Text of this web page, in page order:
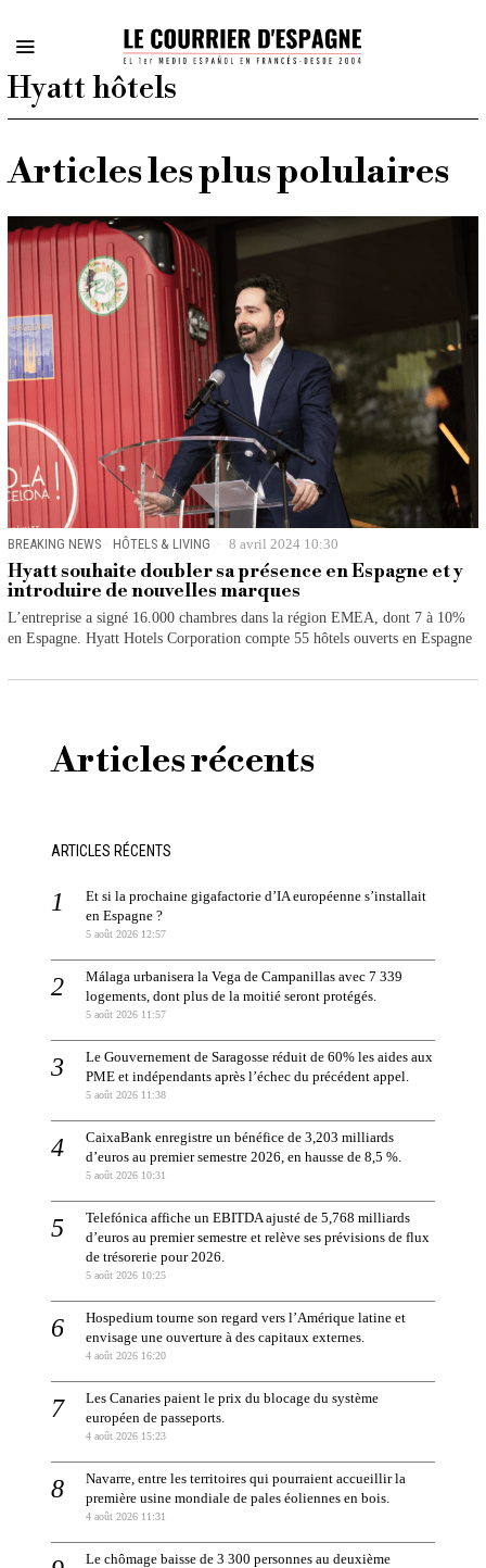
Hyatt hôtels
Articles les plus polulaires
BREAKING NEWS · HÔTELS & LIVING 8 avril 2024 10:30
Hyatt souhaite doubler sa présence en Espagne et y
introduire de nouvelles marques
L’entreprise a signé 16.000 chambres dans la région EMEA, dont 7 à 10%
en Espagne. Hyatt Hotels Corporation compte 55 hôtels ouverts en Espagne
Articles récents
ARTICLES RÉCENTS
Et si la prochaine gigafactorie d’IA européenne s’installait
en Espagne ?
5 août 2026 12:57
Málaga urbanisera la Vega de Campanillas avec 7 339
logements, dont plus de la moitié seront protégés.
5 août 2026 11:57
Le Gouvernement de Saragosse réduit de 60% les aides aux
PME et indépendants après l’échec du précédent appel.
5 août 2026 11:38
CaixaBank enregistre un bénéfice de 3,203 milliards
d’euros au premier semestre 2026, en hausse de 8,5 %.
5 août 2026 10:31
Telefónica affiche un EBITDA ajusté de 5,768 milliards
d’euros au premier semestre et relève ses prévisions de flux
de trésorerie pour 2026.
5 août 2026 10:25
Hospedium tourne son regard vers l’Amérique latine et
envisage une ouverture à des capitaux externes.
4 août 2026 16:20
Les Canaries paient le prix du blocage du système
européen de passeports.
4 août 2026 15:23
Navarre, entre les territoires qui pourraient accueillir la
première usine mondiale de pales éoliennes en bois.
4 août 2026 11:31
Le chômage baisse de 3 300 personnes au deuxième